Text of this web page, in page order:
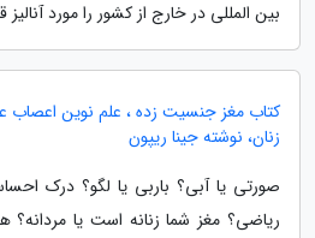
بین المللی در خارج از کشور را مورد آنالیز
کتاب مغز جنسیت زده ، علم نوین اعصاب
زنان، نوشته جینا ریپون
صورتی یا آبی؟ باربی یا لگو؟ درک
ریاضی؟ مغز شما زنانه است یا مردانه؟